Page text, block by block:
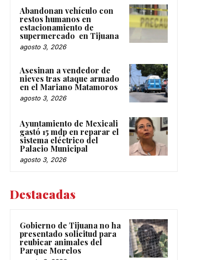
Abandonan vehículo con
restos humanos en
estacionamiento de
supermercado en Tijuana
agosto 3, 2026
Asesinan a vendedor de
nieves tras ataque armado
en el Mariano Matamoros
agosto 3, 2026
Ayuntamiento de Mexicali
gastó 15 mdp en reparar el
sistema eléctrico del
Palacio Municipal
agosto 3, 2026
Destacadas
Gobierno de Tijuana no ha
presentado solicitud para
reubicar animales del
Parque Morelos